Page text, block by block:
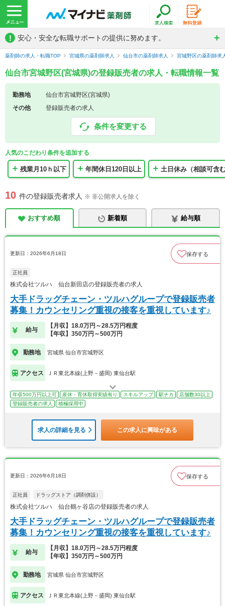
! 安心・安全な転職サポートの提供に努めます。
薬剤師の求人・転職TOP 宮城県の薬剤師求人 仙台市の薬剤師求人 宮城野区の薬剤師求
仙台市宮城野区(宮城県)の登録販売者の求人・転職情報一覧
勤務地
仙台市宮城野区(宮城県)
その他
登録販売者の求人
条件を変更する
人気のこだわり条件を追加する
残業月10ｈ以下 年間休日120日以上 土日休み（相談可含
10 件の登録販売者求人 ※ 非公開求人を除く
おすすめ順 新着順 給与順
更新日：2026年6月18日 保存する
正社員
株式会社ツルハ 仙台新田店の登録販売者の求人
大手ドラッグチェーン・ツルハグループで登録販売者
募集！カウンセリング重視の接客を重視しています♪
給与
【月収】18.0万円～28.5万円程度
【年収】350万円～500万円
勤務地 宮城県 仙台市宮城野区
アクセス ＪＲ東北本線(上野－盛岡) 東仙台駅
年収500万円以上可 産休・育休取得実績有り スキルアップ 駅チカ
店舗数30以上
登録販売者の求人
積極採用中
求人の詳細を見る この求人に興味がある
更新日：2026年6月18日 保存する
正社員 ドラッグストア（調剤併設）
株式会社ツルハ 仙台鶴ヶ谷店の登録販売者の求人
大手ドラッグチェーン・ツルハグループで登録販売者
募集！カウンセリング重視の接客を重視しています♪
給与
【月収】18.0万円～28.5万円程度
【年収】350万円～500万円
勤務地 宮城県 仙台市宮城野区
アクセス ＪＲ東北本線(上野－盛岡) 東仙台駅